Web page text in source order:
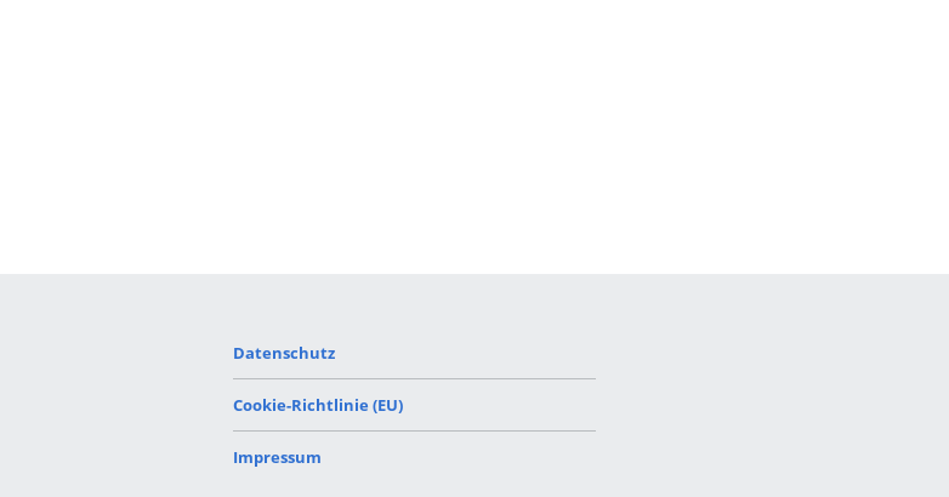
Datenschutz
Cookie-Richtlinie (EU)
Impressum